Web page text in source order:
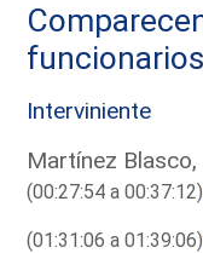
Interviniente
Martínez
(00:27:54 a
(01:31:06 a